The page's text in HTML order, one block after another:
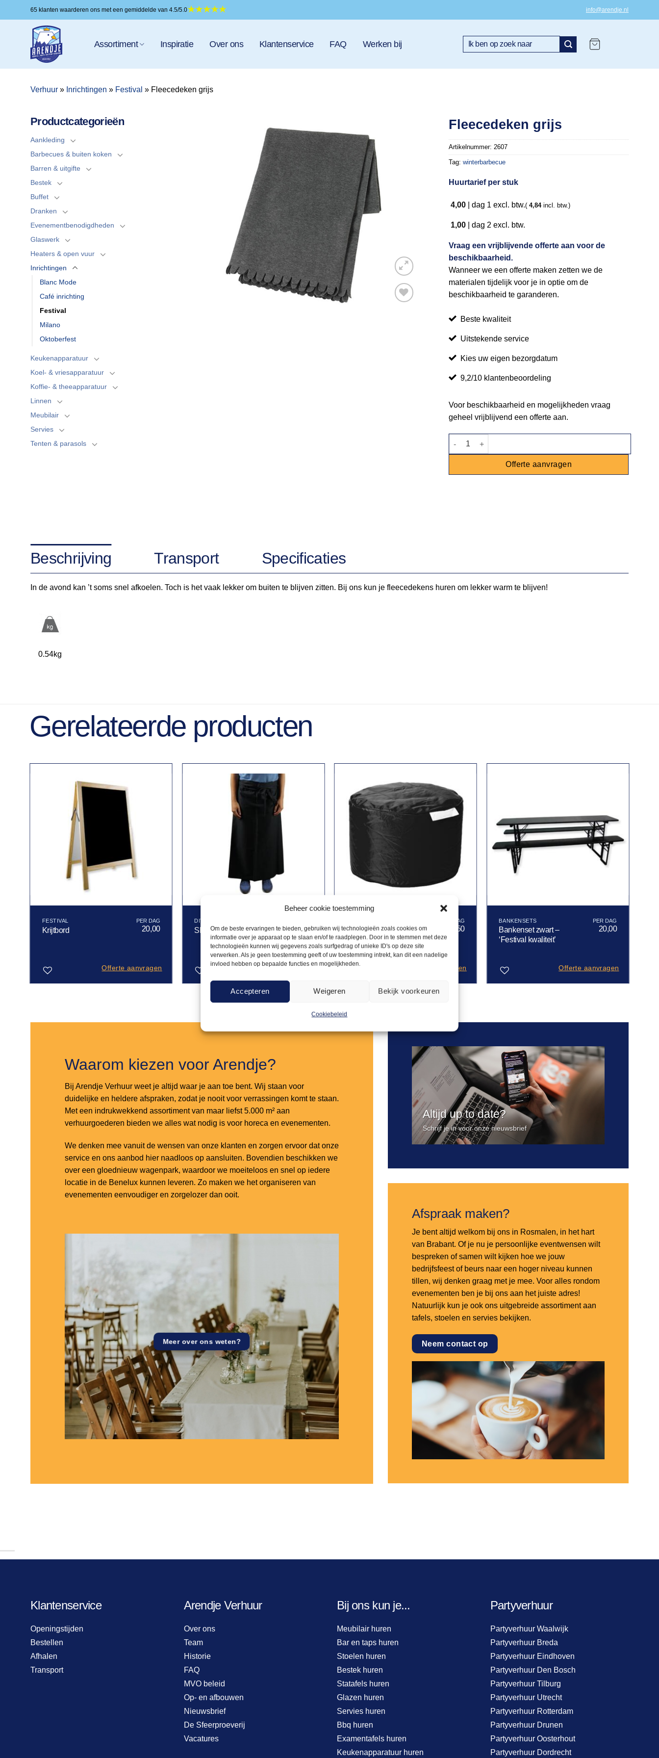
Beheer cookie toestemming
Om de beste ervaringen te bieden, gebruiken wij technologieën zoals cookies om
informatie over je apparaat op te slaan en/of te raadplegen. Door in te stemmen met deze
technologieën kunnen wij gegevens zoals surfgedrag of unieke ID's op deze site
verwerken. Als je geen toestemming geeft of uw toestemming intrekt, kan dit een nadelige
invloed hebben op bepaalde functies en mogelijkheden.
Accepteren Weigeren Bekijk voorkeuren
Cookiebeleid
naar
65 klanten waarderen ons met een gemiddelde van 4.5/5.0 info@arendje.nl
Assortiment Inspiratie Over ons Klantenservice FAQ Werken bij
Zoeken
Verhuur » Inrichtingen » Festival » Fleecedeken grijs
Productcategorieën
Aankleding
Barbecues & buiten koken
Barren & uitgifte
Bestek
Buffet
Dranken
Evenementbenodigdheden
Glaswerk
Heaters & open vuur
Inrichtingen
Blanc Mode
Café inrichting
Festival
Milano
Oktoberfest
Keukenapparatuur
Koel- & vriesapparatuur
Koffie- & theeapparatuur
Linnen
Meubilair
Servies
Tenten & parasols
Fleecedeken grijs
Artikelnummer:2607
Tag:winterbarbecue
Huurtarief per stuk
4,00 |dag 1 excl. btw.( 4,84incl. btw.)
1,00 |dag 2 excl. btw.
Vraag een vrijblijvende offerte aan voor de
beschikbaarheid.
Wanneer we een offerte maken zetten we de
materialen tijdelijk voor je in optie om de
beschikbaarheid te garanderen.
Beste kwaliteit
Uitstekende service
Kies uw eigen bezorgdatum
9,2/10 klantenbeoordeling
Voor beschikbaarheid en mogelijkheden vraag
geheel vrijblijvend een offerte aan.
Fleecedeken grijs aantal
Offerte aanvragen
Beschrijving Transport Specificaties
In de avond kan ’t soms snel afkoelen. Toch is het vaak lekker om buiten te blijven zitten. Bij ons kun je fleecedekens huren om lekker warm te blijven!
0.54kg
Gerelateerde producten
FESTIVAL
Krijtbord 20,00
Offerte aanvragen
DIVERSE LINNEN
Sloof zwart 4,00
Offerte aanvragen
Poefje zwart 10,50
Offerte aanvragen
verlanglijst
BANKENSETS
Bankenset zwart –
‘Festival kwaliteit’
20,00
Offerte aanvragen
Waarom kiezen voor Arendje?
Bij Arendje Verhuur weet je altijd waar je aan toe bent. Wij staan voor
duidelijke en heldere afspraken, zodat je nooit voor verrassingen komt te staan.
Met een indrukwekkend assortiment van maar liefst 5.000 m² aan
verhuurgoederen bieden we alles wat nodig is voor horeca en evenementen.
We denken mee vanuit de wensen van onze klanten en zorgen ervoor dat onze
service en ons aanbod hier naadloos op aansluiten. Bovendien beschikken we
over een gloednieuw wagenpark, waardoor we moeiteloos en snel op iedere
locatie in de Benelux kunnen leveren. Zo maken we het organiseren van
evenementen eenvoudiger en zorgelozer dan ooit.
Meer over ons weten?
Altijd up to date?
Schrijf je in voor onze nieuwsbrief
Afspraak maken?
Je bent altijd welkom bij ons in Rosmalen, in het hart
van Brabant. Of je nu je persoonlijke eventwensen wilt
bespreken of samen wilt kijken hoe we jouw
bedrijfsfeest of beurs naar een hoger niveau kunnen
tillen, wij denken graag met je mee. Voor alles rondom
evenementen ben je bij ons aan het juiste adres!
Natuurlijk kun je ook ons uitgebreide assortiment aan
tafels, stoelen en servies bekijken.
Neem contact op
Klantenservice
Openingstijden
Bestellen
Afhalen
Transport
Arendje Verhuur
Over ons
Team
Historie
FAQ
MVO beleid
Op- en afbouwen
Nieuwsbrief
De Sfeerproeverij
Vacatures
Bij ons kun je...
Meubilair huren
Bar en taps huren
Stoelen huren
Bestek huren
Statafels huren
Glazen huren
Servies huren
Bbq huren
Examentafels huren
Keukenapparatuur huren
Partyverhuur
Partyverhuur Waalwijk
Partyverhuur Breda
Partyverhuur Eindhoven
Partyverhuur Den Bosch
Partyverhuur Tilburg
Partyverhuur Utrecht
Partyverhuur Rotterdam
Partyverhuur Drunen
Partyverhuur Oosterhout
Partyverhuur Dordrecht